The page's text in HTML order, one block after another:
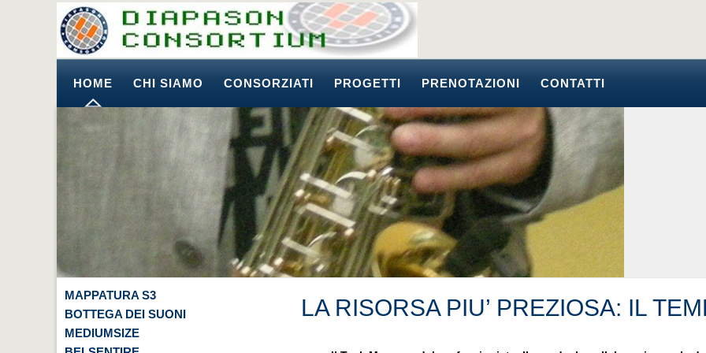
HOME CHI SIAMO CONSORZIATI PROGETTI PRENOTAZIONI CONTATTI
MAPPATURA S3
BOTTEGA DEI SUONI
MEDIUMSIZE
LA RISORSA PIU’ PREZIOSA: IL